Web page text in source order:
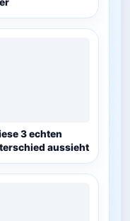
3 echten
aussieht